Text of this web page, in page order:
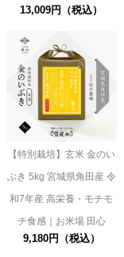
13,009円（税込）
【特別栽培】玄米 金のい
ぶき 5kg 宮城県角田産 令
和7年産 高栄養・モチモ
チ食感｜お米場 田心
9,180円（税込）